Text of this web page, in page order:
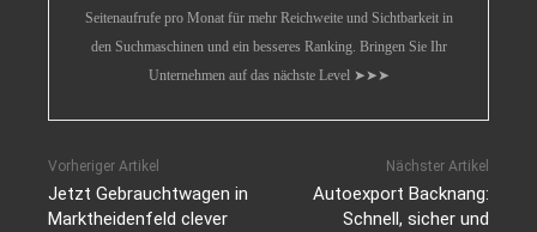
Seitenaufrufe pro Monat für mehr Reichweite und Sichtbarkeit in
den Suchmaschinen und ein besseres Ranking. Bringen Sie Ihr
Unternehmen auf das nächste Level ➤➤➤
Vorheriger Artikel
Jetzt Gebrauchtwagen in
Marktheidenfeld clever
Nächster Artikel
Autoexport Backnang:
Schnell, sicher und